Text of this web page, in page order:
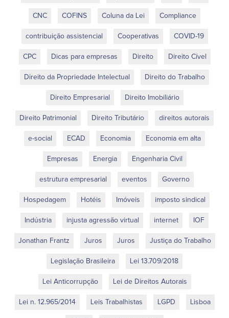
CNC COFINS Coluna da Lei Compliance
contribuição assistencial Cooperativas COVID-19
CPC Dicas para empresas Direito Direito Cível
Direito da Propriedade Intelectual Direito do Trabalho
Direito Empresarial Direito Imobiliário
Direito Patrimonial Direito Tributário direitos autorais
e-social ECAD Economia Economia em alta
Empresas Energia Engenharia Civil
estrutura empresarial eventos Governo
Hospedagem Hotéis Imóveis imposto sindical
Indústria injusta agressão virtual internet IOF
Jonathan Frantz Juros Juros Justiça do Trabalho
Legislação Brasileira Lei 13.709/2018
Lei Anticorrupção Lei de Direitos Autorais
Lei n. 12.965/2014 Leis Trabalhistas LGPD Lisboa